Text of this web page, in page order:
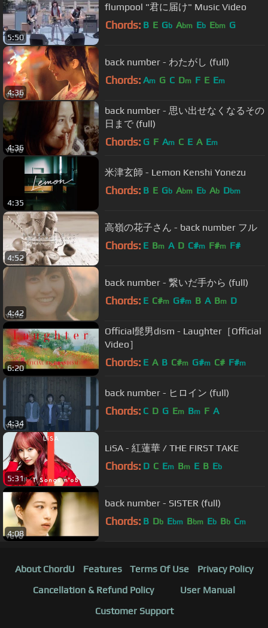
5:50
flumpool "君に届け" Music Video
Chords: B E Gb Abm Eb Ebm G
4:36
back number - わたがし (full)
Chords: Am G C Dm F E Em
4:36
back number - 思い出せなくなるその
日まで (full)
Chords: G F Am C E A Em
4:35
米津玄師 - Lemon Kenshi Yonezu
Chords: B E Gb Abm Eb Ab Dbm
4:52
高嶺の花子さん - back number フル
Chords: E Bm A D C#m F#m F#
4:42
back number - 繋いだ手から (full)
Chords: E C#m G#m B A Bm D
6:20
Official髭男dism - Laughter［Official
Video］
Chords: E A B C#m G#m C# F#m
4:34
back number - ヒロイン (full)
Chords: C D G Em Bm F A
5:31
LiSA - 紅蓮華 / THE FIRST TAKE
Chords: D C Em Bm E B Eb
4:08
back number - SISTER (full)
Chords: B Db Ebm Bbm Eb Bb Cm
About ChordU Features Terms Of Use
Privacy Policy
Cancellation & Refund Policy
User Manual
Customer Support